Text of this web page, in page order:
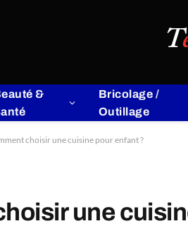
&
Bricolage /
Outillage
choisir une cuisine pour enfant ?
une